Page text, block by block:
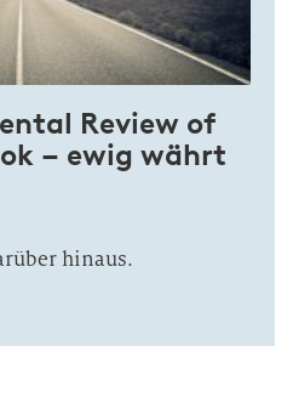
Review of
– ewig währt
hinaus.